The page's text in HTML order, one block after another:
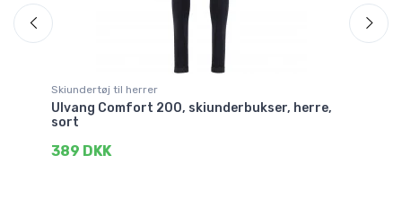
Skiundertøj til herrer
Ulvang Comfort 200, skiunderbukser, herre,
sort
389 DKK